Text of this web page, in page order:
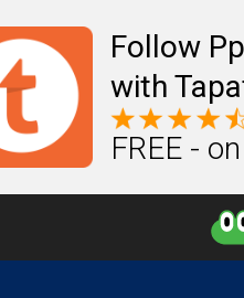
Follow
with
FREE -